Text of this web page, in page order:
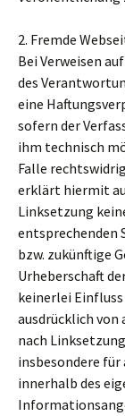
2. Fremde
Bei Verweisen
des
eine
sofern der
ihm technisch
Falle
erklärt hiermit
Linksetzung
entsprechenden
bzw. zukünftige
Urheberschaft
keinerlei
ausdrücklich
nach
insbesondere für
innerhalb des